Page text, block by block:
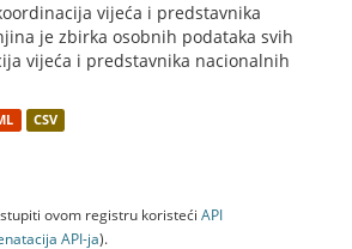
vijeća i predstavnika
je zbirka osobnih podataka svih
vijeća i predstavnika nacionalnih
CSV
ovom registru koristeći API
API-jа).